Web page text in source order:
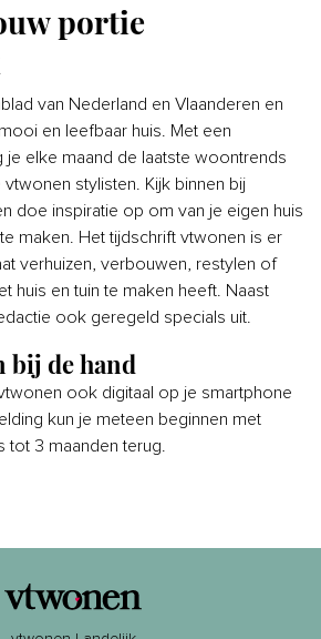
portie
van Nederland en Vlaanderen en
en leefbaar huis. Met een
je elke maand de laatste woontrends
stylisten. Kijk binnen bij
doe inspiratie op om van je eigen huis
maken. Het tijdschrift vtwonen is er
verhuizen, verbouwen, restylen of
huis en tuin te maken heeft. Naast
ook geregeld specials uit.
bij de hand
ook digitaal op je smartphone
kun je meteen beginnen met
tot 3 maanden terug.